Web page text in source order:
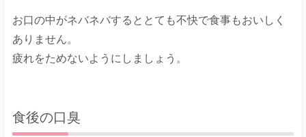
お口の中がネバネバするととても不快で食事もおいしく
ありません。
疲れをためないようにしましょう。
食後の口臭